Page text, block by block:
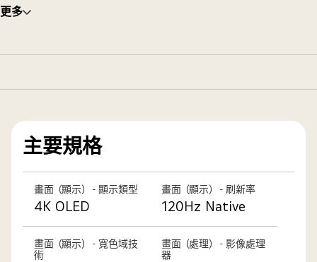
更多
主要規格
畫面（顯示） - 顯示類型
4K OLED
畫面（顯示） - 刷新率
120Hz Native
畫面（顯示） - 寬色域技
術
畫面（處理） - 影像處理
器